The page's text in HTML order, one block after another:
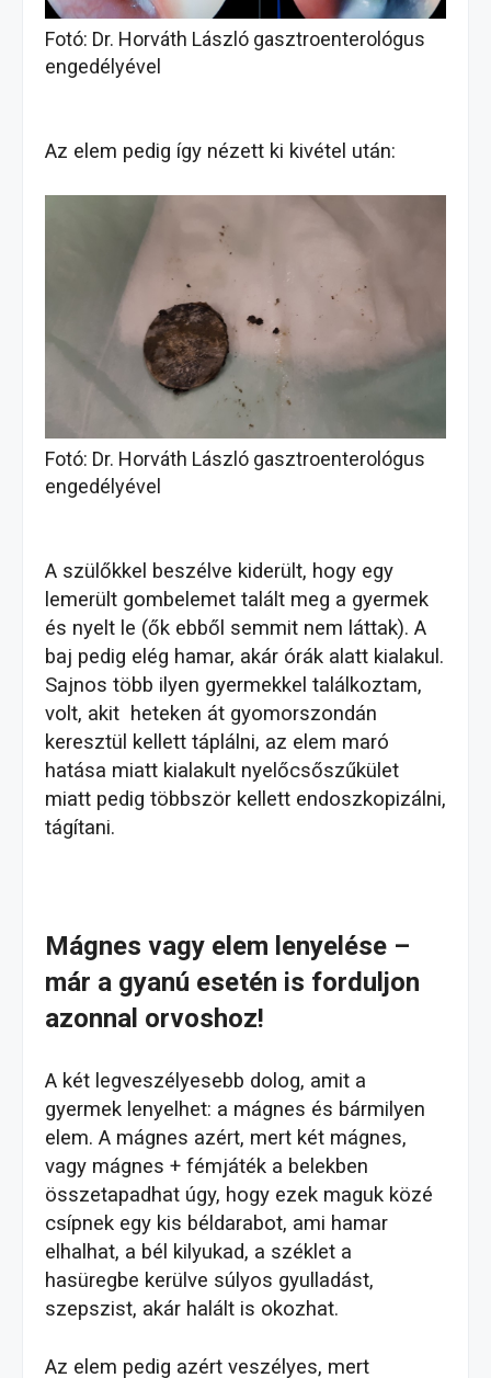
Fotó: Dr. Horváth László gasztroenterológus
engedélyével
Az elem pedig így nézett ki kivétel után:
Fotó: Dr. Horváth László gasztroenterológus
engedélyével
A szülőkkel beszélve kiderült, hogy egy
lemerült gombelemet talált meg a gyermek
és nyelt le (ők ebből semmit nem láttak). A
baj pedig elég hamar, akár órák alatt kialakul.
Sajnos több ilyen gyermekkel találkoztam,
volt, akit heteken át gyomorszondán
keresztül kellett táplálni, az elem maró
hatása miatt kialakult nyelőcsőszűkület
miatt pedig többször kellett endoszkopizálni,
tágítani.
Mágnes vagy elem lenyelése –
már a gyanú esetén is forduljon
azonnal orvoshoz!
A két legveszélyesebb dolog, amit a
gyermek lenyelhet: a mágnes és bármilyen
elem. A mágnes azért, mert két mágnes,
vagy mágnes + fémjáték a belekben
összetapadhat úgy, hogy ezek maguk közé
csípnek egy kis béldarabot, ami hamar
elhalhat, a bél kilyukad, a széklet a
hasüregbe kerülve súlyos gyulladást,
szepszist, akár halált is okozhat.
Az elem pedig azért veszélyes, mert